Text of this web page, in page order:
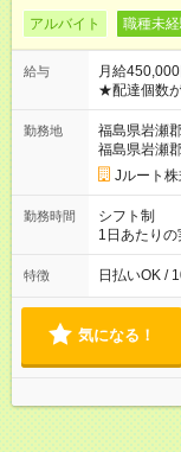
アルバイト 職種未
給与
月給
★配達個数
ど！ ・主要都市エリア 月収55万円／週5日稼働 月収65万~112
万円／週6日稼働 ・地方郊外エリア 月収40万円
収40万円~50万円／週6日
円 (27歳男
(日休み) ■月収80万円(43歳男性/墨田区在住)※元営業 1日200個
勤務地
福島県岩瀬
福島県岩瀬
Jルート
勤務時間
シフト制
1日あたり
働8時間）
よって時間
特徴 日払いOK /
気になる！